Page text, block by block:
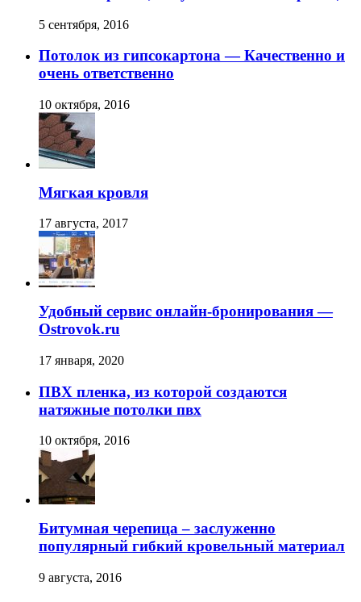
5 сентября, 2016
Потолок из гипсокартона — Качественно и
очень ответственно
10 октября, 2016
Мягкая кровля
17 августа, 2017
Удобный сервис онлайн-бронирования —
Ostrovok.ru
17 января, 2020
ПВХ пленка, из которой создаются
натяжные потолки пвх
10 октября, 2016
Битумная черепица – заслуженно
популярный гибкий кровельный материал
9 августа, 2016